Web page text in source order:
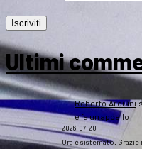
Ultimi
Roberto Arduini
e fa un appello
2026-07-20
Ora è sistemato. Grazie